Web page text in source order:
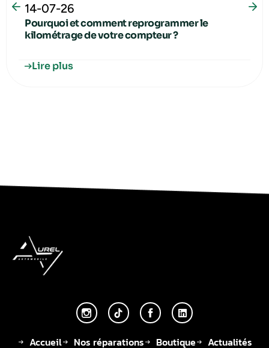
14-07-26
Pourquoi et comment reprogrammer le
kilométrage de votre compteur ?
Lire plus
Accueil Nos réparations Boutique Actualités